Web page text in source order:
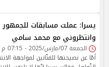
يسرا: عملت مسابقات
وانتظروني مع محمد سامي
الجمعة 07/مارس/2025 - 07:15 م
أمّا عن نصيحتها للفنّانين لمواجهة